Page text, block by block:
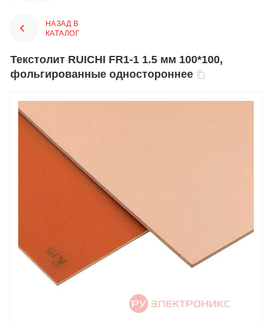
НАЗАД В
КАТАЛОГ
Текстолит RUICHI FR1-1 1.5 мм 100*100,
фольгированные одностороннее